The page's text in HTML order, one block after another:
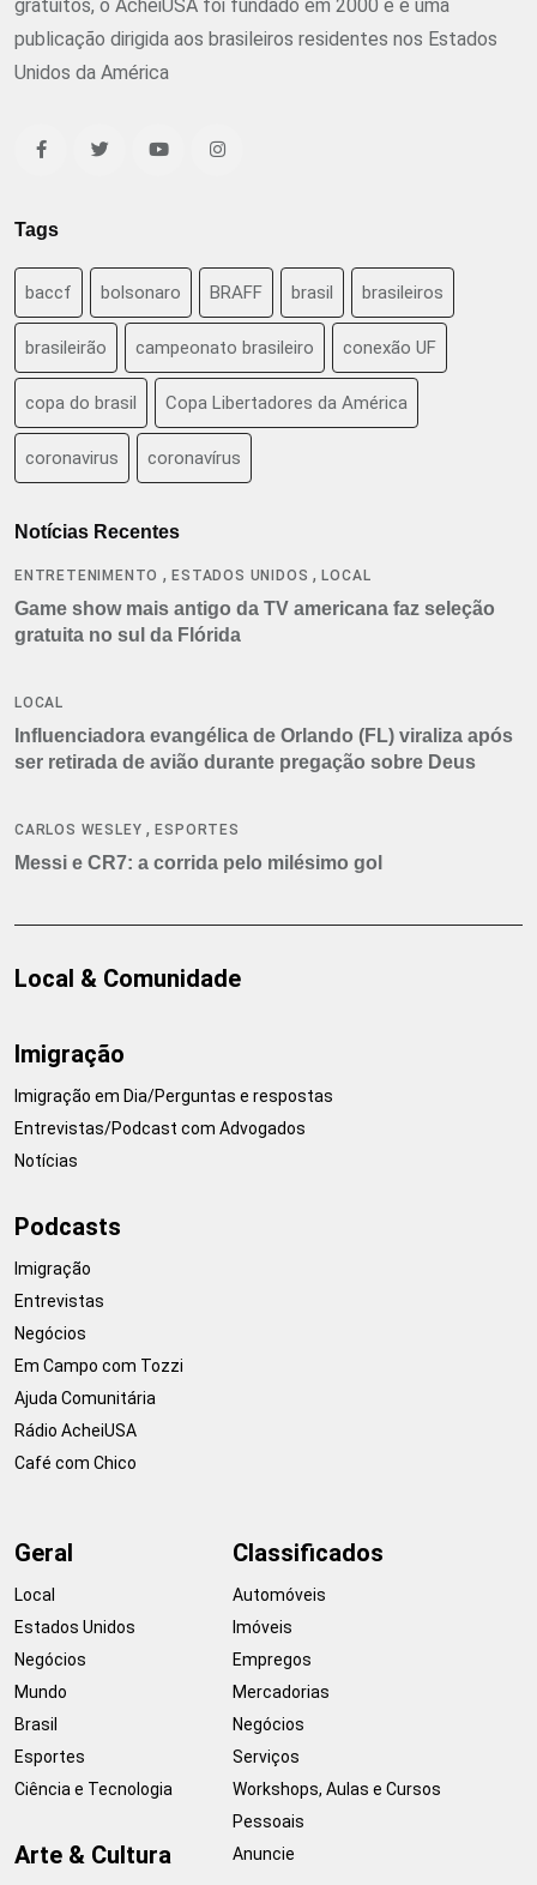
gratuitos, o AcheiUSA foi fundado em 2000 e é uma
publicação dirigida aos brasileiros residentes nos Estados
Unidos da América
Tags
baccf bolsonaro BRAFF brasil brasileiros
brasileirão campeonato brasileiro conexão UF
copa do brasil Copa Libertadores da América
coronavirus coronavírus
Notícias Recentes
ENTRETENIMENTO ,ESTADOS UNIDOS ,LOCAL
Game show mais antigo da TV americana faz seleção
gratuita no sul da Flórida
LOCAL
Influenciadora evangélica de Orlando (FL) viraliza após
ser retirada de avião durante pregação sobre Deus
CARLOS WESLEY ,ESPORTES
Messi e CR7: a corrida pelo milésimo gol
Local & Comunidade
Imigração
Imigração em Dia/Perguntas e respostas
Entrevistas/Podcast com Advogados
Notícias
Podcasts
Imigração
Entrevistas
Negócios
Em Campo com Tozzi
Ajuda Comunitária
Rádio AcheiUSA
Café com Chico
Geral
Local
Estados Unidos
Negócios
Mundo
Brasil
Esportes
Ciência e Tecnologia
Arte & Cultura
Classificados
Automóveis
Imóveis
Empregos
Mercadorias
Negócios
Serviços
Workshops, Aulas e Cursos
Pessoais
Anuncie